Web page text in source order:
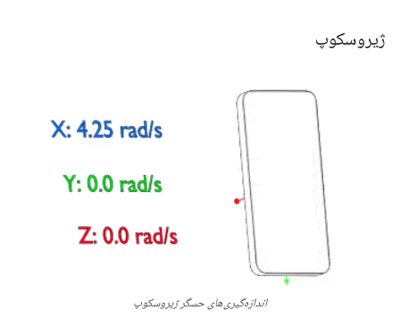
ژیروسکوپ
اندازه‌گیری‌های حسگر ژیروسکوپ